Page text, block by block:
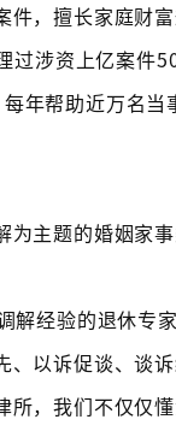
件，擅长家庭财
过涉资上亿案
年帮助近万名
主题的婚姻家
解经验的退休专
以诉促谈、谈诉
所，我们不仅